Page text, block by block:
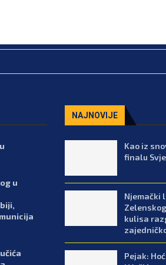
u
NAJNOVIJE
Kao iz
finalu
Njemački
kulisa
Pejak: